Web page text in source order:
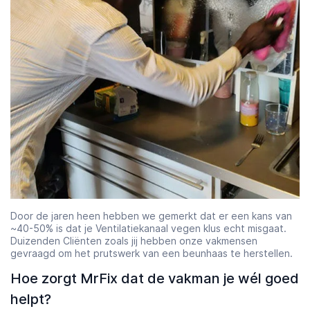
Door de jaren heen hebben we gemerkt dat er een kans van
~40-50% is dat je Ventilatiekanaal vegen klus echt misgaat.
Duizenden Cliënten zoals jij hebben onze vakmensen
gevraagd om het prutswerk van een beunhaas te herstellen.
Hoe zorgt MrFix dat de vakman je wél goed
helpt?